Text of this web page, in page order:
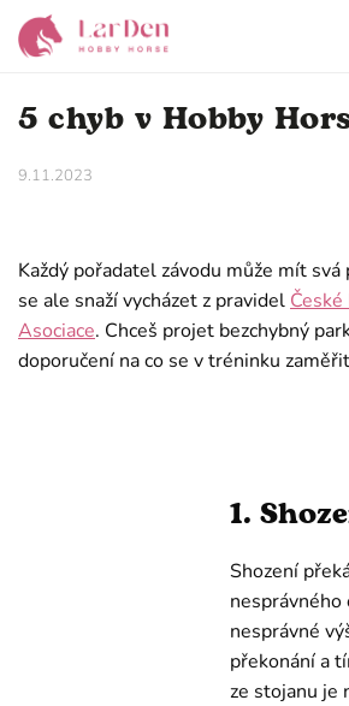
5 chyb v Hobby
9.11.2023
Každý pořadatel závodu může mít
se ale snaží vycházet z pravidel
Asociace. Chceš projet bezchybný
doporučení na co se v tréninku
1.
Shození
nesprávného
nesprávné
překonání a
ze stojanu je